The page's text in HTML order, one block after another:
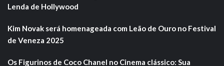
Lenda de Hollywood
Kim Novak será homenageada com Leão de Ouro no Festival
de Veneza 2025
Os Figurinos de Coco Chanel no Cinema clássico: Sua